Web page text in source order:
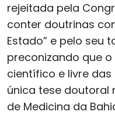
rejeitada pela
conter doutrinas
Estado” e pelo seu
preconizando que
científico e livre
única tese doutoral
de Medicina da